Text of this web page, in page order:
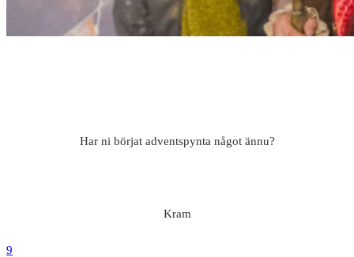
Har ni börjat adventspynta något ännu?
Kram
9